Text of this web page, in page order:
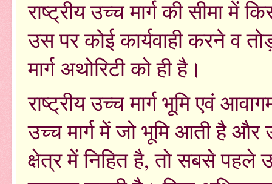
राष्ट्रीय उच्च मार्ग की सीमा में
उस पर कोई कार्यवाही करने व
मार्ग अथोरिटी को ही है।
राष्ट्रीय उच्च मार्ग भूमि एवं
उच्च मार्ग में जो भूमि आती है और
क्षेत्र में निहित है​, तो सबसे